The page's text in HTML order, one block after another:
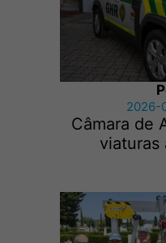
2026-
Câmara de
viaturas